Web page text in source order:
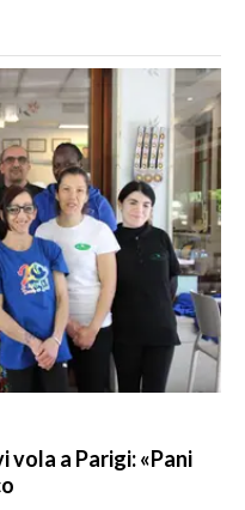
vola a Parigi: «Pani